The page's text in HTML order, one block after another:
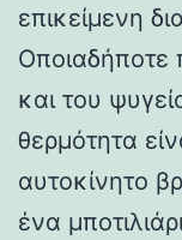
επικείμενη
Οποιαδήποτε
και του
θερμότητα
αυτοκίνητο
ένα